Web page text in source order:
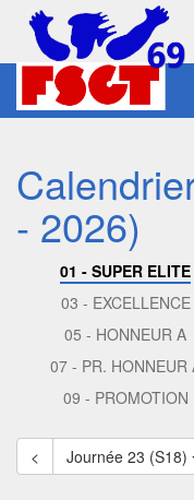
- 2026)
01 - SUPER ELITE
03 - EXCELLENCE
05 - HONNEUR A
07 - PR. HONNEUR
09 - PROMOTION
< Journée 23 (S18)